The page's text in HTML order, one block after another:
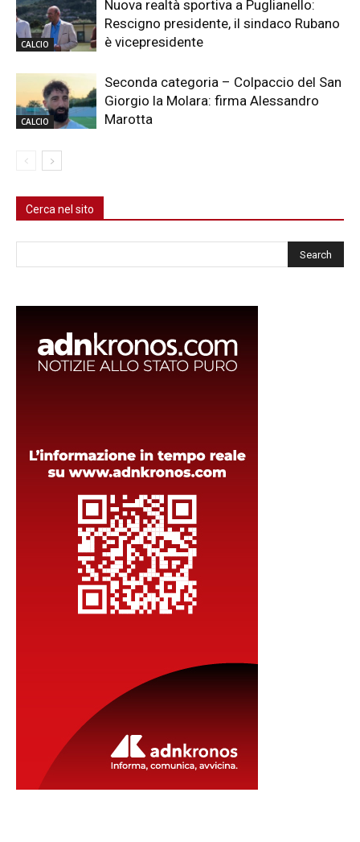
CALCIO
Nuova realtà sportiva a Puglianello:
Rescigno presidente, il sindaco Rubano
è vicepresidente
CALCIO
Seconda categoria – Colpaccio del San
Giorgio la Molara: firma Alessandro
Marotta
Cerca nel sito